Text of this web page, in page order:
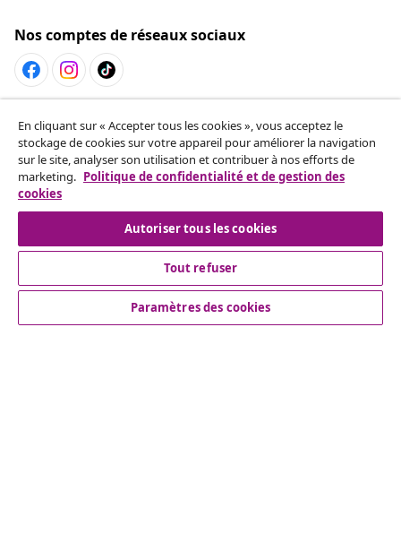
Nos comptes de réseaux sociaux
Résilier le contrat
Envoyez une demande de rétractation concernant
votre commande.
Résilier le contrat
Service Clients
En cliquant sur « Accepter tous les cookies », vous acceptez le
stockage de cookies sur votre appareil pour améliorer la navigation
sur le site, analyser son utilisation et contribuer à nos efforts de
marketing. Politique de confidentialité et de gestion des
cookies
Autoriser tous les cookies
Tout refuser
Paramètres des cookies